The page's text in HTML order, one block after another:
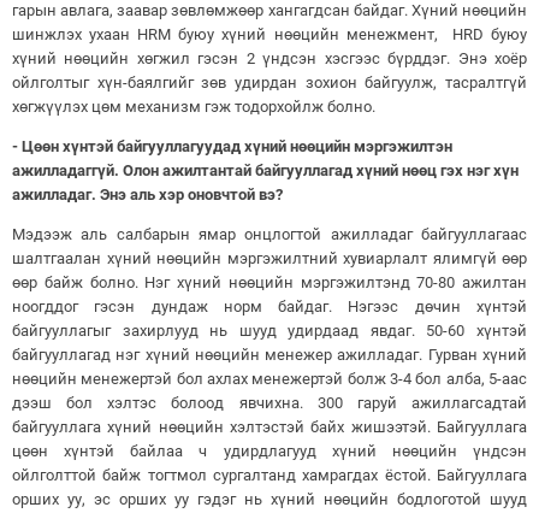
гарын авлага, заавар зөвлөмжөөр хангагдсан байдаг. Хүний нөөцийн
шинжлэх ухаан HRM буюу хүний нөөцийн менежмент, HRD буюу
хүний нөөцийн хөгжил гэсэн 2 үндсэн хэсгээс бүрддэг. Энэ хоёр
ойлголтыг хүн-баялгийг зөв удирдан зохион байгуулж, тасралтгүй
хөгжүүлэх цөм механизм гэж тодорхойлж болно.
- Цөөн хүнтэй байгууллагуудад хүний нөөцийн мэргэжилтэн
ажилладаггүй. Олон ажилтантай байгууллагад хүний нөөц гэх нэг хүн
ажилладаг. Энэ аль хэр оновчтой вэ?
Мэдээж аль салбарын ямар онцлогтой ажилладаг байгууллагаас
шалтгаалан хүний нөөцийн мэргэжилтний хувиарлалт ялимгүй өөр
өөр байж болно. Нэг хүний нөөцийн мэргэжилтэнд 70-80 ажилтан
ноогддог гэсэн дундаж норм байдаг. Нэгээс дөчин хүнтэй
байгууллагыг захирлууд нь шууд удирдаад явдаг. 50-60 хүнтэй
байгууллагад нэг хүний нөөцийн менежер ажилладаг. Гурван хүний
нөөцийн менежертэй бол ахлах менежертэй болж 3-4 бол алба, 5-аас
дээш бол хэлтэс болоод явчихна. 300 гаруй ажиллагсадтай
байгууллага хүний нөөцийн хэлтэстэй байх жишээтэй. Байгууллага
цөөн хүнтэй байлаа ч удирдлагууд хүний нөөцийн үндсэн
ойлголттой байж тогтмол сургалтанд хамрагдах ёстой. Байгууллага
орших уу, эс орших уу гэдэг нь хүний нөөцийн бодлоготой шууд